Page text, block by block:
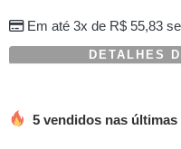
Em até 3x de R$55,83
DETALHES
5 vendidos nas últimas